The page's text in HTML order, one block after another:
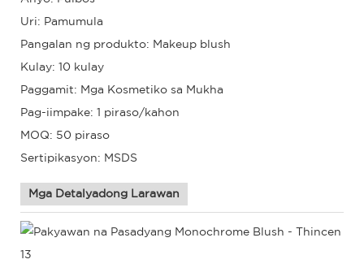
Uri: Pamumula
Pangalan ng produkto: Makeup blush
Kulay: 10 kulay
Paggamit: Mga Kosmetiko sa Mukha
Pag-iimpake: 1 piraso/kahon
MOQ: 50 piraso
Sertipikasyon: MSDS
Mga Detalyadong Larawan